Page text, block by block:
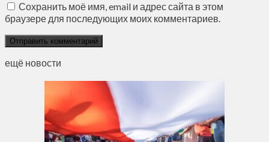
Сохранить моё имя, email и адрес сайта в этом
браузере для последующих моих комментариев.
ещё новости